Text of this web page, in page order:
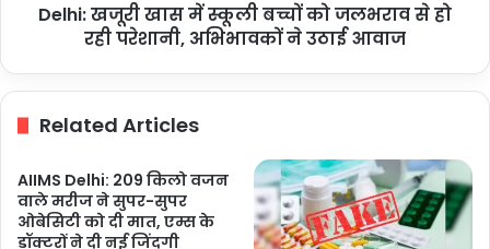
Delhi: खजूरी खास में स्कूली बच्चों को जलभराव से हो
रही परेशानी, अभिभावकों ने उठाई आवाज
Related Articles
AIIMS Delhi: 209 किलो वजन
वाले मरीज ने सुपर-सुपर
ओबेसिटी को दी मात, एम्स के
डॉक्टरों ने दी नई जिंदगी